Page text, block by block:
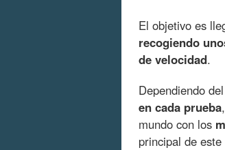
El objetivo es
recogiendo
de velocidad.
Dependiendo
en cada prueba
mundo con los
principal de este